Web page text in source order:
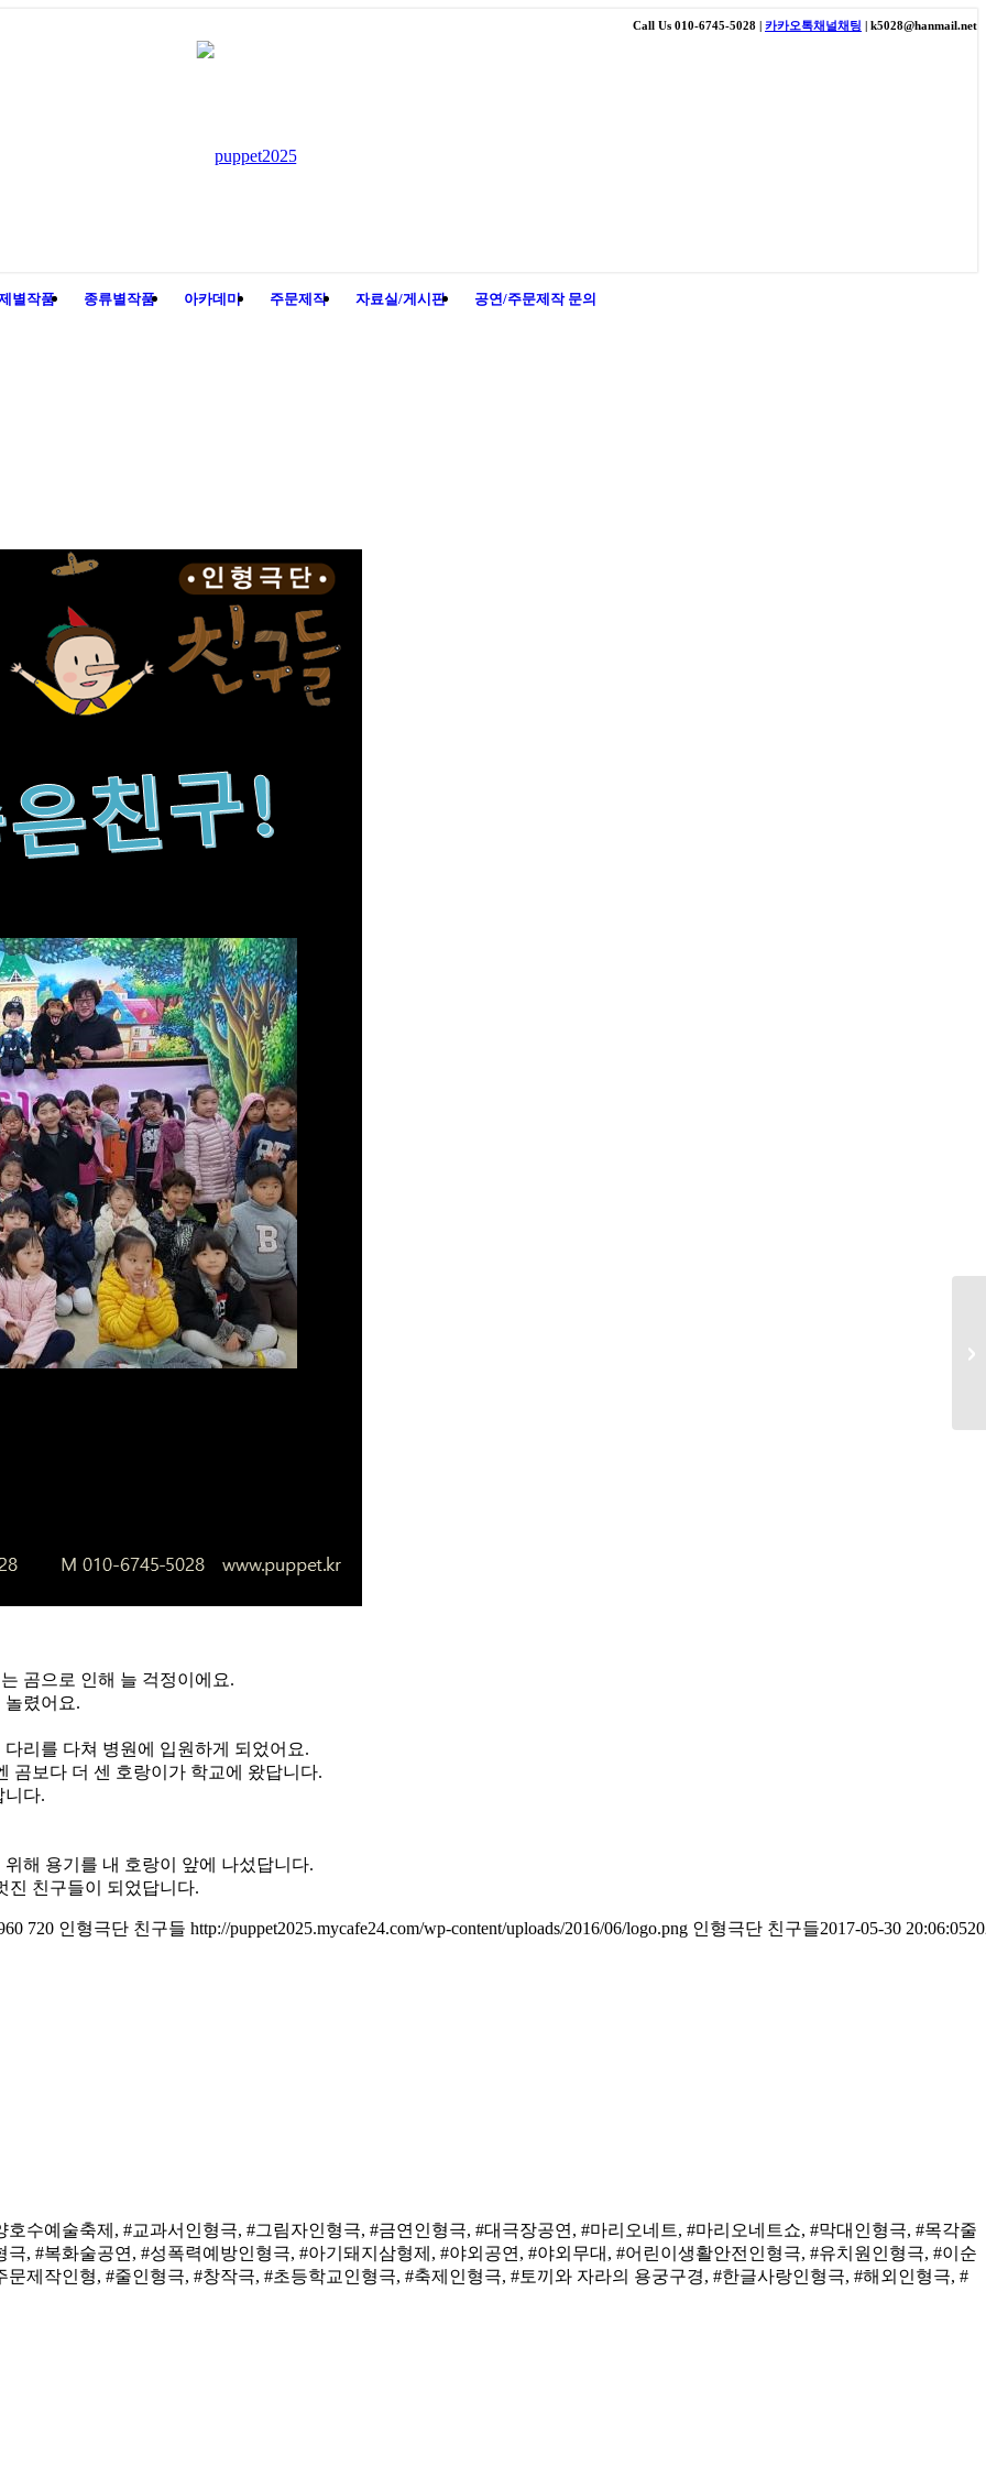
Call Us 010-6745-5028 | 카카오톡채널채팅 | k5028@hanmail.net
별작품 종류별작품 아카데미 주문제작 자료실/게시판 공연/주문제작 문의
곰으로 인해 늘 걱정이에요.
놀렸어요.
리를 다쳐 병원에 입원하게 되었어요.
곰보다 더 센 호랑이가 학교에 왔답니다.
니다.
해 용기를 내 호랑이 앞에 나섰답니다.
진 친구들이 되었답니다.
720 인형극단 친구들 http://puppet2025.mycafe24.com/wp-content/uploads/2016/06/logo.png 인형극단 친구들2017-05-30 20:06:05
수예술축제, #교과서인형극, #그림자인형극, #금연인형극, #대극장공연, #마리오네트, #마리오네트쇼, #막대인형극, #목각줄
, #복화술공연, #성폭력예방인형극, #아기돼지삼형제, #야외공연, #야외무대, #어린이생활안전인형극, #유치원인형극, #이순
제작인형, #줄인형극, #창작극, #초등학교인형극, #축제인형극, #토끼와 자라의 용궁구경, #한글사랑인형극, #해외인형극, #